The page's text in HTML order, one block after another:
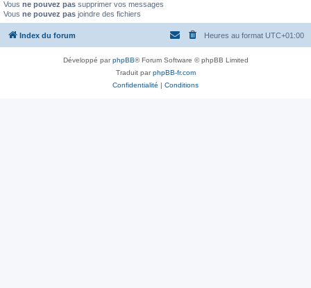
Vous ne pouvez pas supprimer vos messages
Vous ne pouvez pas joindre des fichiers
Index du forum Heures au format UTC+01:00
Développé parphpBB® Forum Software © phpBB Limited
Traduit parphpBB-fr.com
Confidentialité | Conditions